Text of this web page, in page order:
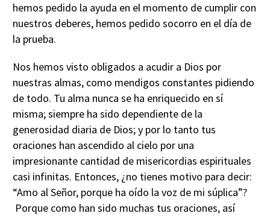
hemos pedido la ayuda en el momento de cumplir con
nuestros deberes, hemos pedido socorro en el día de
la prueba.
Nos hemos visto obligados a acudir a Dios por
nuestras almas, como mendigos constantes pidiendo
de todo. Tu alma nunca se ha enriquecido en sí
misma; siempre ha sido dependiente de la
generosidad diaria de Dios; y por lo tanto tus
oraciones han ascendido al cielo por una
impresionante cantidad de misericordias espirituales
casi infinitas. Entonces, ¿no tienes motivo para decir:
“Amo al Señor, porque ha oído la voz de mi súplica”?
Porque como han sido muchas tus oraciones, así